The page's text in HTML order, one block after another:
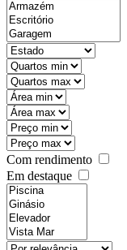
state
mintypo
maxtypo
minarea
maxarea
minprice
maxprice
Com rendimento
Em destaque
features